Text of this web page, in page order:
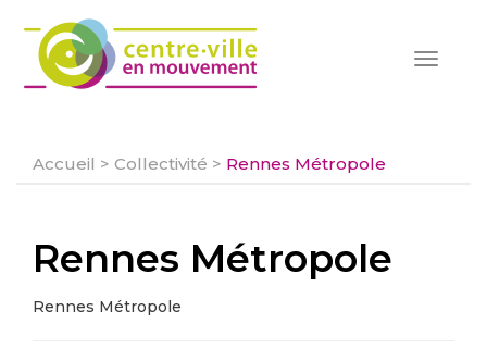
Toggle
Accueil > Collectivité > Rennes Métropole
Rennes Métropole
Rennes Métropole